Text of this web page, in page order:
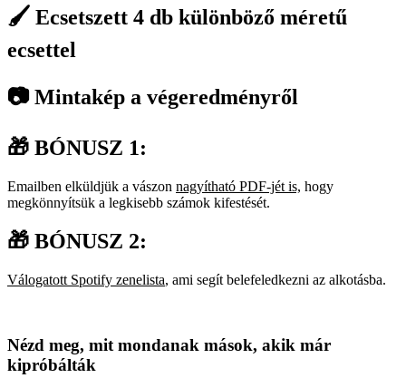
🖌️ Ecsetszett 4 db különböző méretű
ecsettel
📷 Mintakép a végeredményről
🎁 BÓNUSZ 1:
Emailben elküldjük a vászon nagyítható PDF-jét is, hogy
megkönnyítsük a legkisebb számok kifestését.
🎁 BÓNUSZ 2:
Válogatott Spotify zenelista, ami segít belefeledkezni az alkotásba.
Nézd meg, mit mondanak mások, akik már
kipróbálták